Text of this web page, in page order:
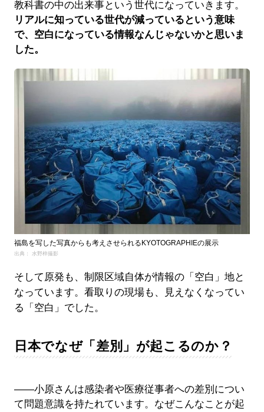
教科書の中の出来事という世代になっていきます。
リアルに知っている世代が減っているという意味
で、空白になっている情報なんじゃないかと思いま
した。
福島を写した写真からも考えさせられるKYOTOGRAPHIEの展示
出典： 水野梓撮影
そして原発も、制限区域自体が情報の「空白」地と
なっています。看取りの現場も、見えなくなってい
る「空白」でした。
日本でなぜ「差別」が起こるのか？
――小原さんは感染者や医療従事者への差別につい
て問題意識を持たれています。なぜこんなことが起